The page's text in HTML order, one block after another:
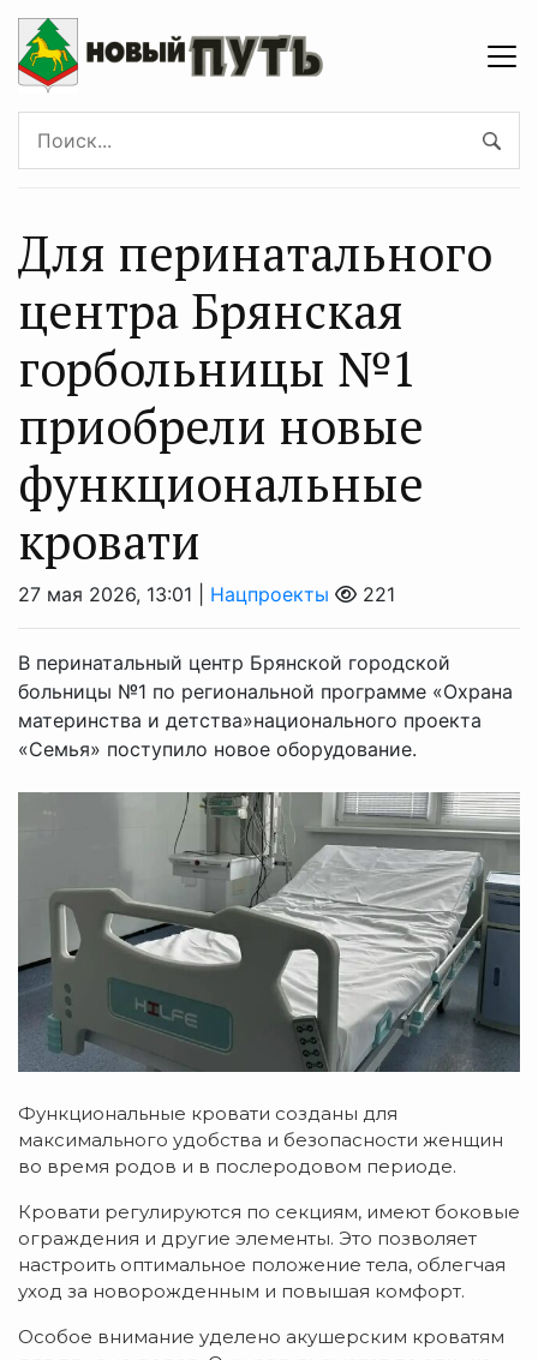
Для перинатального
центра Брянская
горбольницы №1
приобрели новые
функциональные
кровати
27 мая 2026, 13:01 | Нацпроекты 221
В перинатальный центр Брянской городской
больницы №1 по региональной программе «Охрана
материнства и детства»национального проекта
«Семья» поступило новое оборудование.
Функциональные кровати созданы для
максимального удобства и безопасности женщин
во время родов и в послеродовом периоде.
Кровати регулируются по секциям, имеют боковые
ограждения и другие элементы. Это позволяет
настроить оптимальное положение тела, облегчая
уход за новорожденным и повышая комфорт.
Особое внимание уделено акушерским кроватям